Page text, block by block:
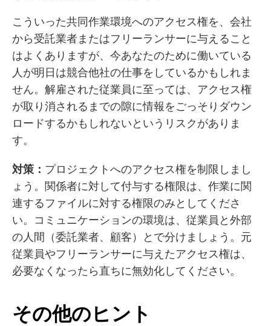
こういった共同作業環境へのアクセス権を、会社
から受託業者またはフリーランサーに与えること
はよくありますが、今あなたのために働いている
人が明日は競合他社の仕事をしているかもしれま
せん。解雇された従業員に至っては、アクセス権
が取り消されるまでの隙に情報をごっそりダウン
ロードするかもしれないというリスクがありま
す。
対策： プロジェクトへのアクセス権を制限しまし
ょう。関係者に対して付与する権限は、作業に関
連するファイルに対する権限のみとしてくださ
い。コミュニケーションの環境は、従業員と外部
の人間（委託業者、顧客）とで分けましょう。元
従業員やフリーランサーに与えたアクセス権は、
必要なくなったら直ちに無効化してください。
その他のヒント